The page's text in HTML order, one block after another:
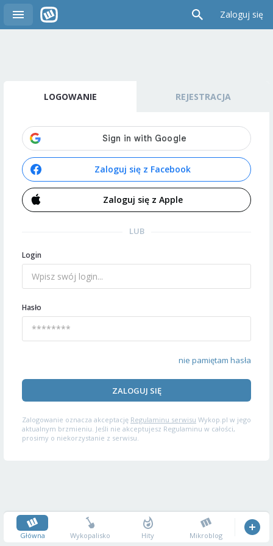
Zaloguj się
LOGOWANIE REJESTRACJA
Zaloguj się z Facebook
Zaloguj się z Apple
LUB
Login
Hasło
nie pamiętam hasła
ZALOGUJ SIĘ
Zalogowanie oznacza akceptację Regulaminu serwisu Wykop.pl w jego
aktualnym brzmieniu. Jeśli nie akceptujesz Regulaminu w całości,
prosimy o niekorzystanie z serwisu.
Główna Wykopalisko Hity Mikroblog